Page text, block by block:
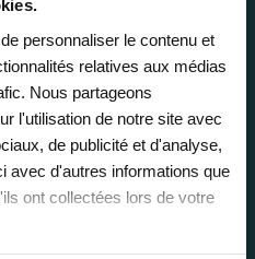
personnaliser le contenu et
relatives aux médias
Nous partageons
l'utilisation de notre site avec
de publicité et d'analyse,
avec d'autres informations que
ont collectées lors de votre
chez vous, selon
le meilleur